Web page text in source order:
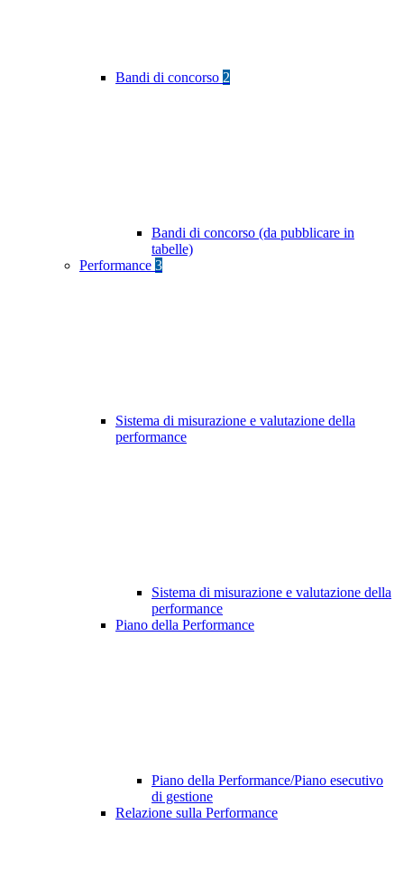
Bandi di concorso 2
Bandi di concorso (da pubblicare in
tabelle)
Performance 3
Sistema di misurazione e valutazione della
performance
Sistema di misurazione e valutazione della
performance
Piano della Performance
Piano della Performance/Piano esecutivo
di gestione
Relazione sulla Performance